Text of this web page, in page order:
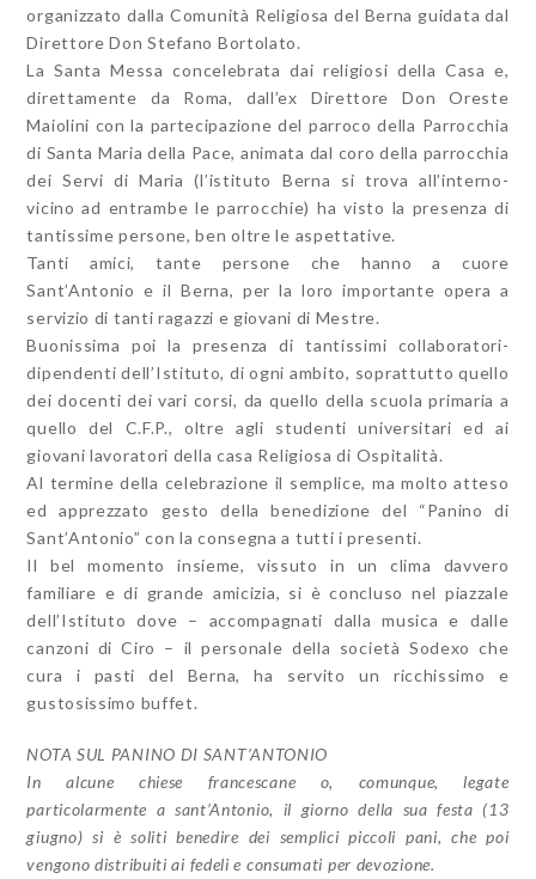
organizzato dalla Comunità Religiosa del Berna guidata dal
Direttore Don Stefano Bortolato.
La Santa Messa concelebrata dai religiosi della Casa e,
direttamente da Roma, dall’ex Direttore Don Oreste
Maiolini con la partecipazione del parroco della Parrocchia
di Santa Maria della Pace, animata dal coro della parrocchia
dei Servi di Maria (l’istituto Berna si trova all’interno-
vicino ad entrambe le parrocchie) ha visto la presenza di
tantissime persone, ben oltre le aspettative.
Tanti amici, tante persone che hanno a cuore
Sant’Antonio e il Berna, per la loro importante opera a
servizio di tanti ragazzi e giovani di Mestre.
Buonissima poi la presenza di tantissimi collaboratori-
dipendenti dell’Istituto, di ogni ambito, soprattutto quello
dei docenti dei vari corsi, da quello della scuola primaria a
quello del C.F.P., oltre agli studenti universitari ed ai
giovani lavoratori della casa Religiosa di Ospitalità.
Al termine della celebrazione il semplice, ma molto atteso
ed apprezzato gesto della benedizione del “Panino di
Sant’Antonio” con la consegna a tutti i presenti.
Il bel momento insieme, vissuto in un clima davvero
familiare e di grande amicizia, si è concluso nel piazzale
dell’Istituto dove – accompagnati dalla musica e dalle
canzoni di Ciro – il personale della società Sodexo che
cura i pasti del Berna, ha servito un ricchissimo e
gustosissimo buffet.
NOTA SUL PANINO DI SANT’ANTONIO
In alcune chiese francescane o, comunque, legate
particolarmente a sant’Antonio, il giorno della sua festa (13
giugno) si è soliti benedire dei semplici piccoli pani, che poi
vengono distribuiti ai fedeli e consumati per devozione.